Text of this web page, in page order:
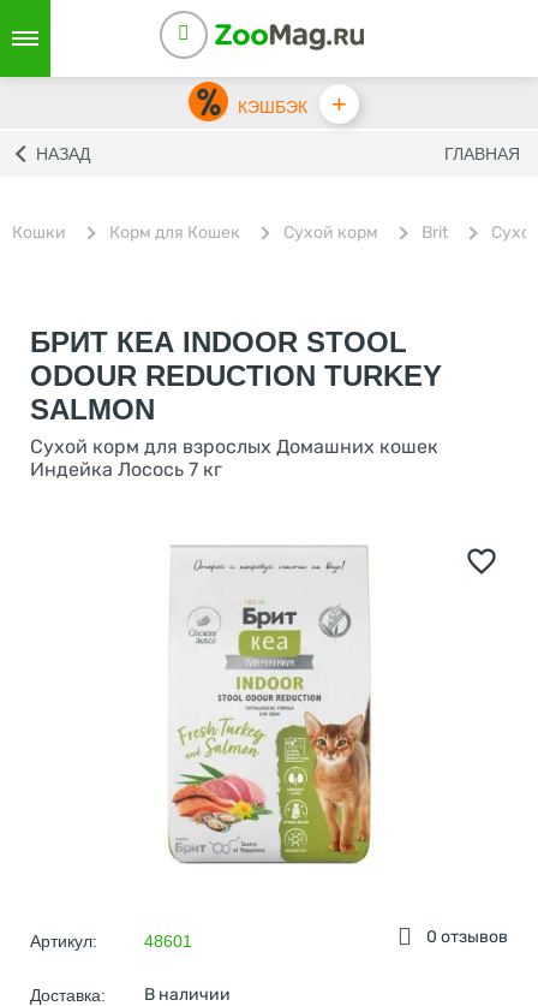
КЭШБЭК +
НАЗАД ГЛАВНАЯ
Кошки Корм для Кошек Сухой корм Brit
БРИТ КЕА INDOOR STOOL
ODOUR REDUCTION TURKEY
SALMON
Сухой корм для взрослых Домашних кошек
Индейка Лосось 7 кг
0 отзывов
Артикул: 48601
Доставка: В наличии